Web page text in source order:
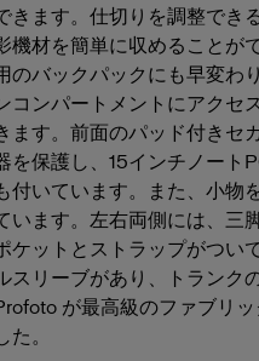
きます。仕切りを調整でき
機材を簡単に収めることが
のバックパックにも早変わ
コンパートメントにアクセ
ます。前面のパッド付きセ
を保護し、15インチノート
付いています。また、小物
います。左右両側には、三
ケットとストラップがつい
スリーブがあり、トランク
が最高級のファブリ
。